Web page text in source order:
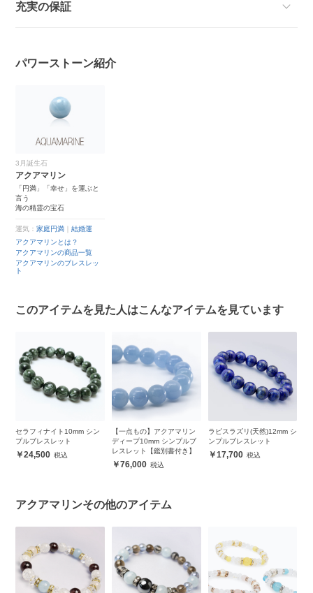
充実の保証
パワーストーン紹介
3月誕生石
アクアマリン
「円満」「幸せ」を運ぶと
言う
海の精霊の宝石
運気：家庭円満 ｜結婚運
アクアマリンとは？
アクアマリンの商品一覧
アクアマリンのブレスレッ
ト
このアイテムを見た人はこんなアイテムを見ています
イト10mm シン
レット
【一点もの】アクアマリン
ディープ10mm シンプルブ
レスレット【鑑別書付き】
ラピスラズリ(天然)12mm シ
ンプルブレスレット
17,700
レインボーフロ
8mm シンプルブ
アクアマリンその他のアイテム